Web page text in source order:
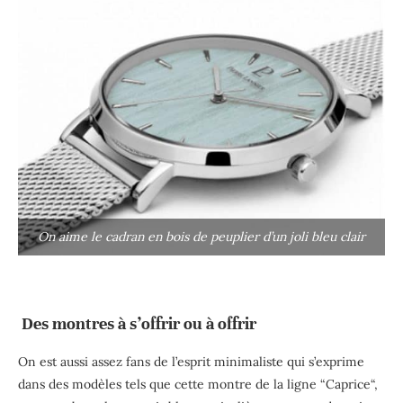
On aime le cadran en bois de peuplier d’un joli bleu clair
Des montres à s’offrir ou à offrir
On est aussi assez fans de l’esprit minimaliste qui s’exprime
dans des modèles tels que cette montre de la ligne “Caprice“,